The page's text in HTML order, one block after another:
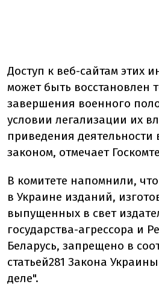
Доступ к веб-сайтам этих
может быть восстановлен
завершения военного
условии легализации их
приведения деятельности
законом, отмечает
В комитете напомнили, что
в Украине изданий,
выпущенных в свет
государства-агрессора и
Беларусь, запрещено в
статьей281 Закона
деле".